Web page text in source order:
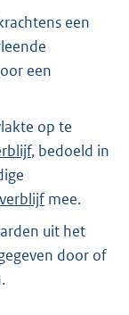
een
een
op te
, bedoeld in
mee.
uit het
door of